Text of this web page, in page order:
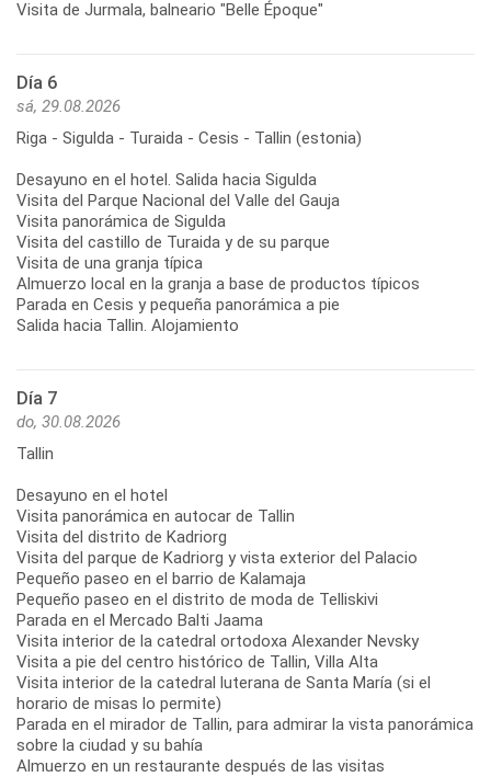
Día 6
sá, 29.08.2026
Riga - Sigulda - Turaida - Cesis - Tallin (estonia)
Desayuno en el hotel. Salida hacia Sigulda
Visita del Parque Nacional del Valle del Gauja
Visita panorámica de Sigulda
Visita del castillo de Turaida y de su parque
Visita de una granja típica
Almuerzo local en la granja a base de productos típicos
Parada en Cesis y pequeña panorámica a pie
Día 7
do, 30.08.2026
Tallin
Desayuno en el hotel
Visita panorámica en autocar de Tallin
Visita del distrito de Kadriorg
Visita del parque de Kadriorg y vista exterior del Palacio
Pequeño paseo en el barrio de Kalamaja
Pequeño paseo en el distrito de moda de Telliskivi
Parada en el Mercado Balti Jaama
Visita interior de la catedral ortodoxa Alexander Nevsky
Visita a pie del centro histórico de Tallin, Villa Alta
Visita interior de la catedral luterana de Santa María (si el
horario de misas lo permite)
Parada en el mirador de Tallin, para admirar la vista panorámica
sobre la ciudad y su bahía
Almuerzo en un restaurante después de las visitas